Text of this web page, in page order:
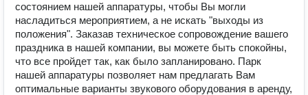
состоянием нашей аппаратуры, чтобы Вы могли
насладиться мероприятием, а не искать "выходы из
положения". Заказав техническое сопровождение вашего
праздника в нашей компании, вы можете быть спокойны,
что все пройдет так, как было запланировано. Парк
нашей аппаратуры позволяет нам предлагать Вам
оптимальные варианты звукового оборудования в аренду,